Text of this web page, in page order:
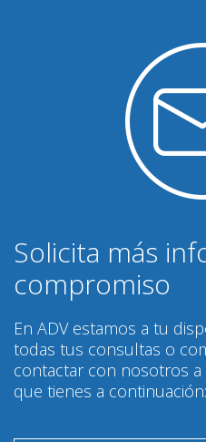
Solicita más
compromiso
En ADV estamos a tu
todas tus consultas o
contactar con nosotros
que tienes a continuación: